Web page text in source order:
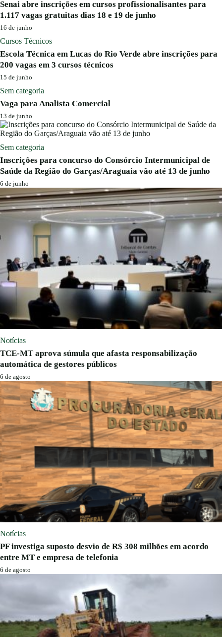
Senai abre inscrições em cursos profissionalisantes para
1.117 vagas gratuitas dias 18 e 19 de junho
16 de junho
Cursos Técnicos
Escola Técnica em Lucas do Rio Verde abre inscrições para
200 vagas em 3 cursos técnicos
15 de junho
Sem categoria
Vaga para Analista Comercial
13 de junho
Sem categoria
Inscrições para concurso do Consórcio Intermunicipal de
Saúde da Região do Garças/Araguaia vão até 13 de junho
6 de junho
Notícias
TCE-MT aprova súmula que afasta responsabilização
automática de gestores públicos
6 de agosto
Notícias
PF investiga suposto desvio de R$ 308 milhões em acordo
entre MT e empresa de telefonia
6 de agosto